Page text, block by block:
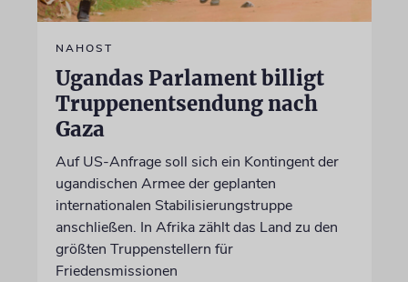
NAHOST
Ugandas Parlament billigt
Truppenentsendung nach
Gaza
Auf US-Anfrage soll sich ein Kontingent der
ugandischen Armee der geplanten
internationalen Stabilisierungstruppe
anschließen. In Afrika zählt das Land zu den
größten Truppenstellern für
Friedensmissionen